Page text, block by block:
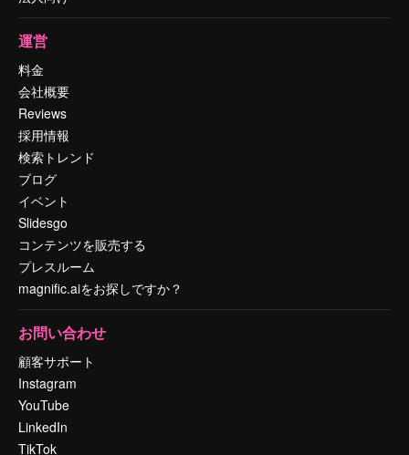
運営
料金
会社概要
Reviews
採用情報
検索トレンド
ブログ
イベント
Slidesgo
コンテンツを販売する
プレスルーム
magnific.aiをお探しですか？
お問い合わせ
顧客サポート
Instagram
YouTube
LinkedIn
TikTok